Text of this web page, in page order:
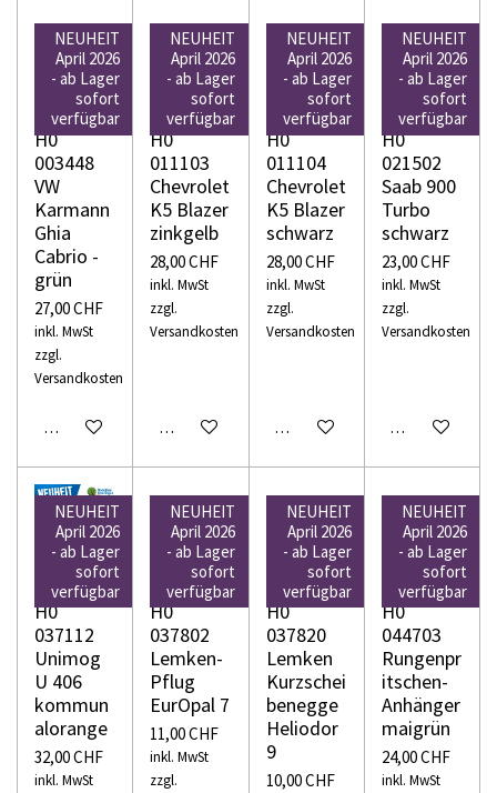
NEUHEIT
April 2026
- ab Lager
sofort
verfügbar
WIKING
H0
003448
VW
Karmann
Ghia
Cabrio -
grün
27,00 CHF
inkl. MwSt
zzgl.
Versandkosten
In den Warenkorb
NEUHEIT
April 2026
- ab Lager
sofort
verfügbar
WIKING
H0
011103
Chevrolet
K5 Blazer
zinkgelb
28,00 CHF
inkl. MwSt
zzgl.
Versandkosten
In den Warenkorb
NEUHEIT
April 2026
- ab Lager
sofort
verfügbar
WIKING
H0
011104
Chevrolet
K5 Blazer
schwarz
28,00 CHF
inkl. MwSt
zzgl.
Versandkosten
In den Warenkorb
NEUHEIT
April 2026
- ab Lager
sofort
verfügbar
WIKING
H0
021502
Saab 900
Turbo
schwarz
23,00 CHF
inkl. MwSt
zzgl.
Versandkosten
In den
NEUHEIT
April 2026
- ab Lager
sofort
verfügbar
WIKING
H0
037112
Unimog
U 406
kommun
alorange
32,00 CHF
inkl. MwSt
NEUHEIT
April 2026
- ab Lager
sofort
verfügbar
WIKING
H0
037802
Lemken-
Pflug
EurOpal 7
11,00 CHF
inkl. MwSt
zzgl.
NEUHEIT
April 2026
- ab Lager
sofort
verfügbar
WIKING
H0
037820
Lemken
Kurzschei
benegge
Heliodor
9
10,00 CHF
NEUHEIT
April 2026
- ab Lager
sofort
verfügbar
WIKING
H0
044703
Rungenpr
itschen-
Anhänger
maigrün
24,00 CHF
inkl. MwSt